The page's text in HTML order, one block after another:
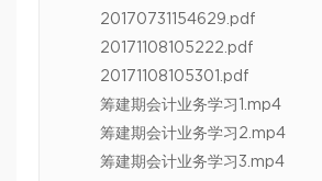
20170731154629.pdf
20171108105222.pdf
20171108105301.pdf
筹建期会计业务学习1.mp4
筹建期会计业务学习2.mp4
筹建期会计业务学习3.mp4